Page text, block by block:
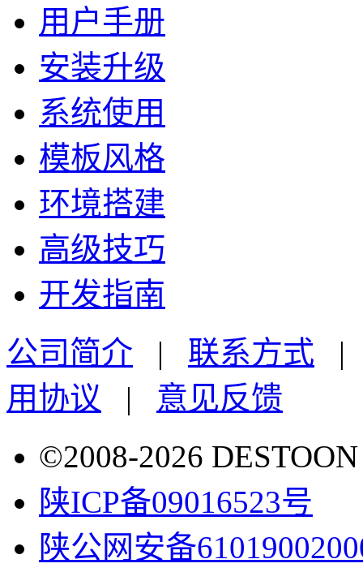
用户手册
安装升级
系统使用
模板风格
环境搭建
高级技巧
开发指南
公司简介 | 联系方式
用协议 | 意见反馈
©2008-2026
陕ICP备09016523号
陕公网安备